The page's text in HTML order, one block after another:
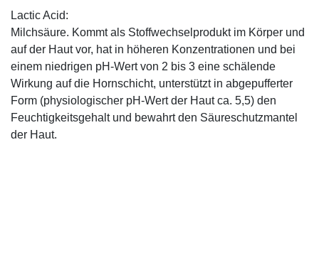
Lactic Acid:
Milchsäure. Kommt als Stoffwechselprodukt im Körper und
auf der Haut vor, hat in höheren Konzentrationen und bei
einem niedrigen pH-Wert von 2 bis 3 eine schälende
Wirkung auf die Hornschicht, unterstützt in abgepufferter
Form (physiologischer pH-Wert der Haut ca. 5,5) den
Feuchtigkeitsgehalt und bewahrt den Säureschutzmantel
der Haut.